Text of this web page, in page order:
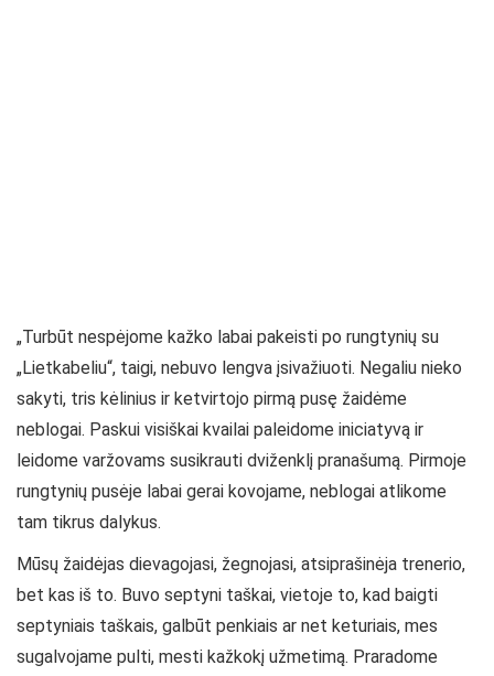
„Turbūt nespėjome kažko labai pakeisti po rungtynių su
„Lietkabeliu“, taigi, nebuvo lengva įsivažiuoti. Negaliu nieko
sakyti, tris kėlinius ir ketvirtojo pirmą pusę žaidėme
neblogai. Paskui visiškai kvailai paleidome iniciatyvą ir
leidome varžovams susikrauti dviženklį pranašumą. Pirmoje
rungtynių pusėje labai gerai kovojame, neblogai atlikome
tam tikrus dalykus.
Mūsų žaidėjas dievagojasi, žegnojasi, atsiprašinėja trenerio,
bet kas iš to. Buvo septyni taškai, vietoje to, kad baigti
septyniais taškais, galbūt penkiais ar net keturiais, mes
sugalvojame pulti, mesti kažkokį užmetimą. Praradome